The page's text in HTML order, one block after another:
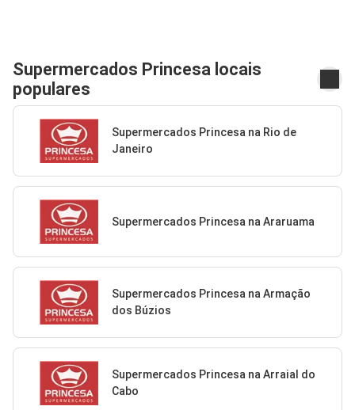
Supermercados Princesa locais
populares
Supermercados Princesa na Rio de
Janeiro
Supermercados Princesa na Araruama
Supermercados Princesa na Armação
dos Búzios
Supermercados Princesa na Arraial do
Cabo